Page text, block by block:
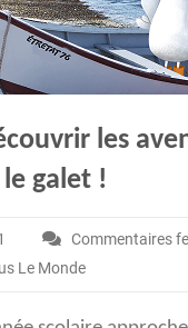
les
galet !
Commentaires
Le Monde